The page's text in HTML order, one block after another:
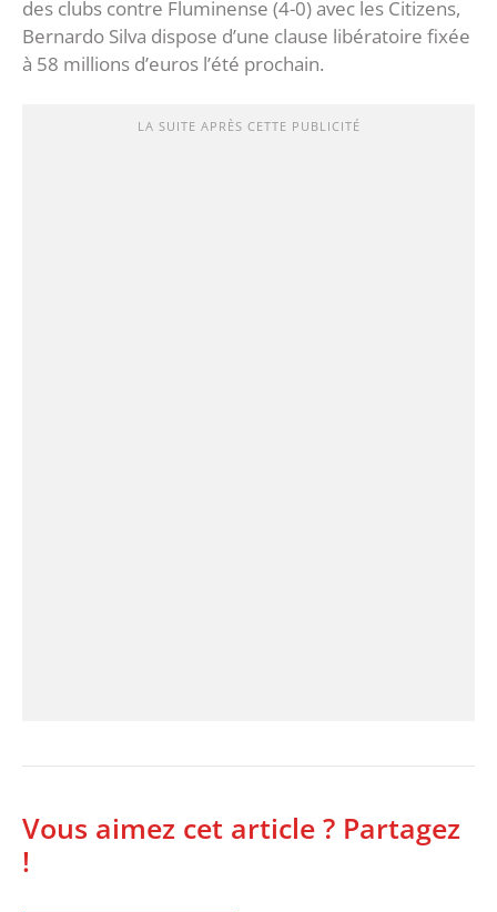
des clubs contre Fluminense (4-0) avec les Citizens,
Bernardo Silva dispose d’une clause libératoire fixée
à 58 millions d’euros l’été prochain.
LA SUITE APRÈS CETTE PUBLICITÉ
Vous aimez cet article ? Partagez
!